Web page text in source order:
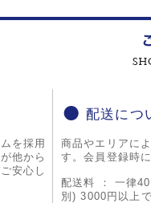
を採用
他から
安心し
配送につ
商品やエリアに
す。会員登録時
配送料 ： 一律
別) 3000円以上